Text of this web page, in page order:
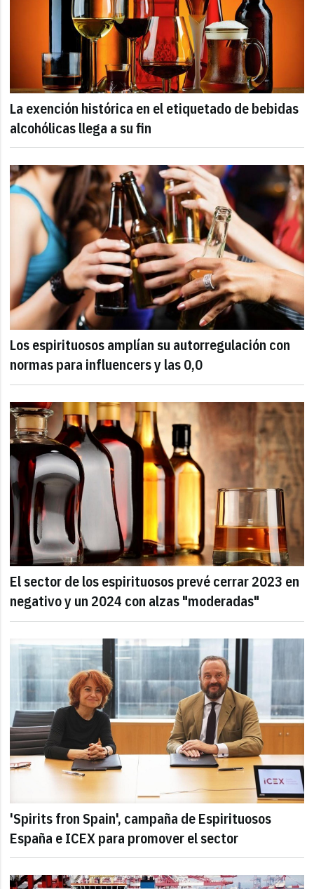
La exención histórica en el etiquetado de bebidas
alcohólicas llega a su fin
Los espirituosos amplían su autorregulación con
normas para influencers y las 0,0
El sector de los espirituosos prevé cerrar 2023 en
negativo y un 2024 con alzas "moderadas"
'Spirits fron Spain', campaña de Espirituosos
España e ICEX para promover el sector